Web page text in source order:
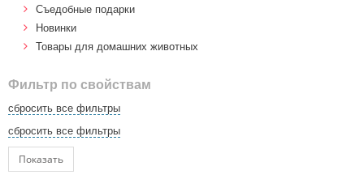
Cъедобные подарки
Новинки
Товары для домашних животных
Фильтр по свойствам
сбросить все фильтры
сбросить все фильтры
Показать